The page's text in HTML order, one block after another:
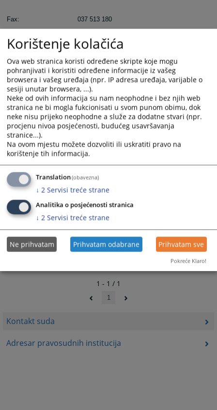
Kontakt suda
Adresar pravosudnih institucija
Fax: 037 513 180
Sekretar suda: 037 510 025
Zemljišnoknjižni ured: 037 539 226
Prekršajno odjeljene: 037 514 045
Centrala: 037 514 019
Računovodstvo:
E-mail adresa:opsud-cazin@pravosudje.ba
9901PREGLEDA
1 - 1 / 1
1
Korištenje kolačića
Ova web stranica koristi određene skripte koje mogu
pohranjivati i koristiti određene informacije iz vašeg
browsera i vašeg uređaja (npr. IP adresa uređaja, varijable o
sesiji unutar browsera, ...).
Neke od ovih informacija su nam neophodne i bez njih web
stranica ne bi mogla fukcionisati u svom punom obimu, dok
neke nisu prijeko neophodne a služe za dodatne stvari (npr.
procjenu nivoa posjećenosti, budućeg usavršavanja
stranice...).
Na ovom mjestu možete dozvoliti ili uskratiti pravo na
korištenje tih informacija.
Translation(obavezna)
↓ 2 Servisi treće strane
Analitika o posjećenosti stranica
↓ 2 Servisi treće strane
Ne prihvatam Prihvatam odabrane Prihvatam sve
Pokreće Klaro!